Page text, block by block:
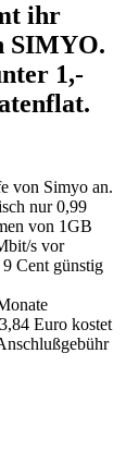
ihr
SIMYO.
1,-
von Simyo an.
nur 0,99
von 1GB
s vor
Cent günstig
Euro kostet